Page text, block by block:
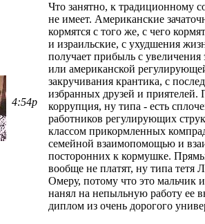
4:54p
Что занятно, к традиционному
не имеет. Американские
кормятся с того же, с чего
и израильские, с ухудшения
получает прибыль с увеличения
или американской
закручивания крантика, с
избранных друзей и приятелей.
коррупция, ну типа - есть
работников регулирующих
классом прикормленных
семейной взаимопомощью и
посторонних к кормушке.
вообще не платят, ну типа тетя
Омеру, потому что это мальчик
нанял на непыльную работу ее
диплом из очень дорогого